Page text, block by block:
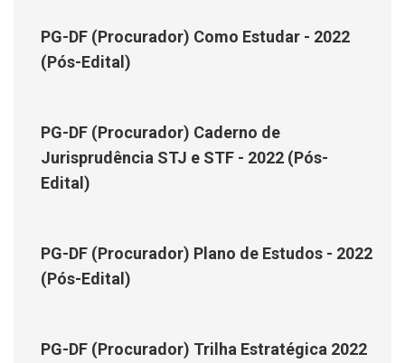
PG-DF (Procurador) Como Estudar - 2022
(Pós-Edital)
PG-DF (Procurador) Caderno de
Jurisprudência STJ e STF - 2022 (Pós-
Edital)
PG-DF (Procurador) Plano de Estudos - 2022
(Pós-Edital)
PG-DF (Procurador) Trilha Estratégica 2022